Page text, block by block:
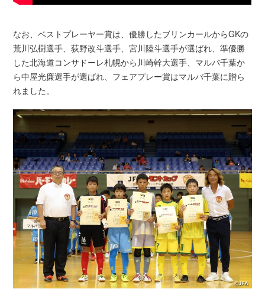
なお、ベストプレーヤー賞は、優勝したブリンカールからGKの
荒川弘樹選手、荻野改斗選手、宮川陸斗選手が選ばれ、準優勝
した北海道コンサドーレ札幌から川崎幹大選手、マルバ千葉か
ら中屋光廉選手が選ばれ、フェアプレー賞はマルバ千葉に贈ら
れました。